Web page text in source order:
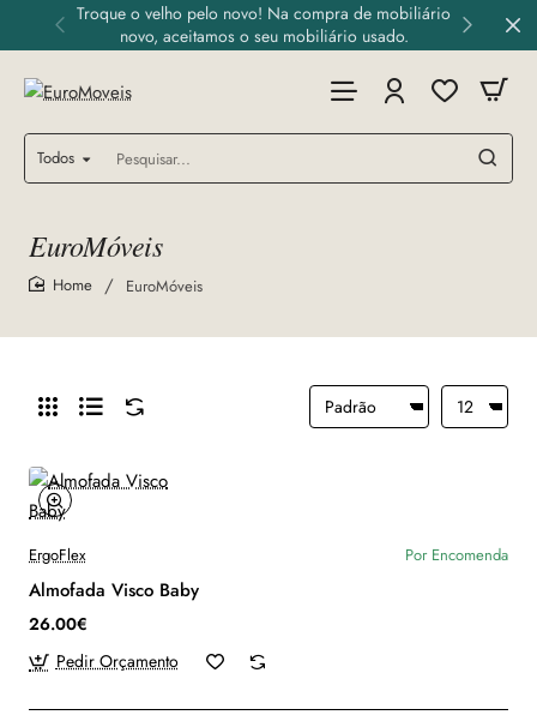
Troque o velho pelo novo! Na compra de mobiliário
novo, aceitamos o seu mobiliário usado.
Todos
Pesquisar...
EuroMóveis
EuroMóveis
ErgoFlex Por Encomenda
Almofada Visco Baby
26.00€
Pedir Orçamento